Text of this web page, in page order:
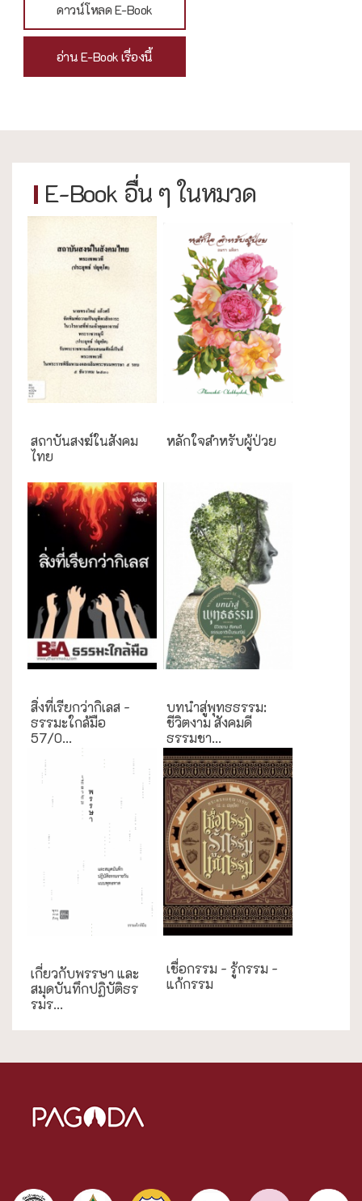
ดาวน์โหลด E-Book
อ่าน E-Book เรื่องนี้
E-Book อื่น ๆ ในหมวด
สถาบันสงฆ์ในสังคม
ไทย
หลักใจสำหรับผู้ป่วย
สิ่งที่เรียกว่ากิเลส -
ธรรมะใกล้มือ
57/0...
บทนำสู่พุทธธรรม:
ชีวิตงาม สังคมดี
ธรรมชา...
เกี่ยวกับพรรษา และ
สมุดบันทึกปฏิบัติธร
รมร...
เชื่อกรรม - รู้กรรม -
แก้กรรม